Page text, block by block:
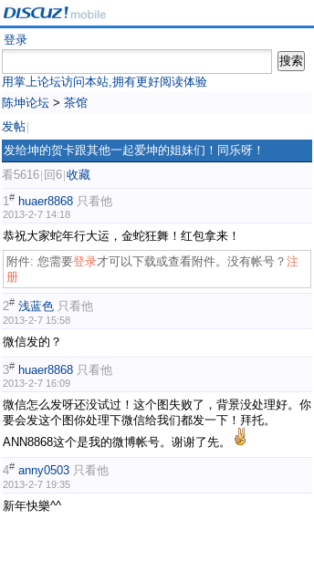
登录
用掌上论坛访问本站,拥有更好阅读体验
陈坤论坛 > 茶馆
发帖
发给坤的贺卡跟其他一起爱坤的姐妹们！同乐呀！
看5616 回6 收藏
1# huaer8868 只看他
2013-2-7 14:18
恭祝大家蛇年行大运，金蛇狂舞！红包拿来！
附件: 您需要登录才可以下载或查看附件。没有帐号？ 注
册
2# 浅蓝色 只看他
2013-2-7 15:58
微信发的？
3# huaer8868 只看他
2013-2-7 16:09
微信怎么发呀还没试过！这个图失败了，背景没处理好。你
要会发这个图你处理下微信给我们都发一下！拜托。
ANN8868这个是我的微博帐号。谢谢了先。
4# anny0503 只看他
2013-2-7 19:35
新年快樂^^